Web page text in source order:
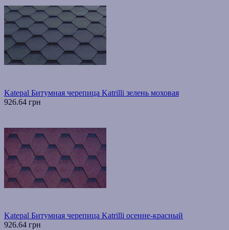
Katepal Битумная черепица Katrilli зелень моховая
926.64 грн
Katepal Битумная черепица Katrilli осенне-красный
926.64 грн